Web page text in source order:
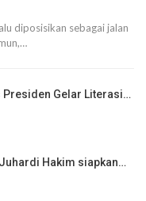
diposisikan sebagai jalan
Presiden Gelar Literasi…
Hakim siapkan…